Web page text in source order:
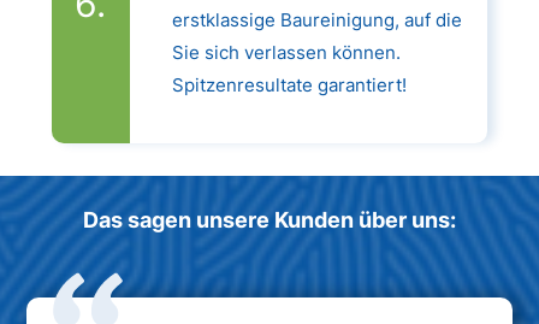
erstklassige Baureinigung, auf die
Sie sich verlassen können.
Spitzenresultate garantiert!
Das sagen unsere Kunden über uns: